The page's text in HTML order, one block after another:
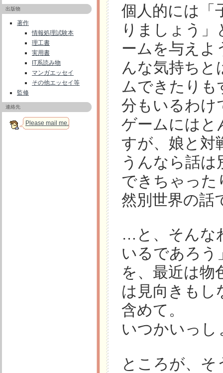
出版物
著作
情報処理試験本
理工書
実用書
IT系読み物
マンガエッセイ
その他エッセイ等
監修
連絡先
Please mail me.
個人的には「
りましょう
ームを与えよ
んな気持ちと
ムできたりも
分もいるわけ
ゲームにはと
すが、娘と対
うんなら話
できちゃった
然別世界の話
…と、そんな
いるであろう
を、最近は物
は見向きもし
含めて。
いつかいっし
ところが、